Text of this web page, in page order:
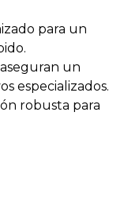
para un
un
especializados.
robusta para